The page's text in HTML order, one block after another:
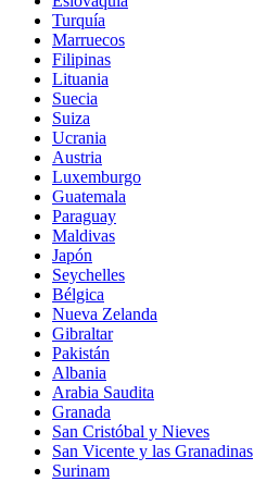
Turquía
Marruecos
Filipinas
Lituania
Suecia
Suiza
Ucrania
Austria
Luxemburgo
Guatemala
Paraguay
Maldivas
Japón
Seychelles
Bélgica
Nueva Zelanda
Gibraltar
Pakistán
Albania
Arabia Saudita
Granada
San Cristóbal y Nieves
San Vicente y las Granadinas
Surinam